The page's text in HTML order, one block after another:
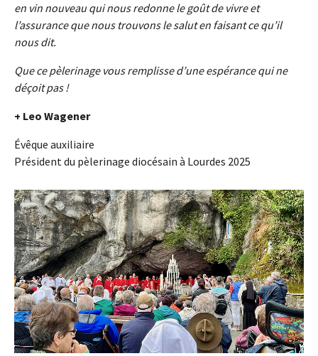
en vin nouveau qui nous redonne le goût de vivre et
l’assurance que nous trouvons le salut en faisant ce qu’il
nous dit.
Que ce pèlerinage vous remplisse d’une espérance qui ne
déçoit pas !
+ Leo Wagener
Évêque auxiliaire
Président du pèlerinage diocésain à Lourdes 2025